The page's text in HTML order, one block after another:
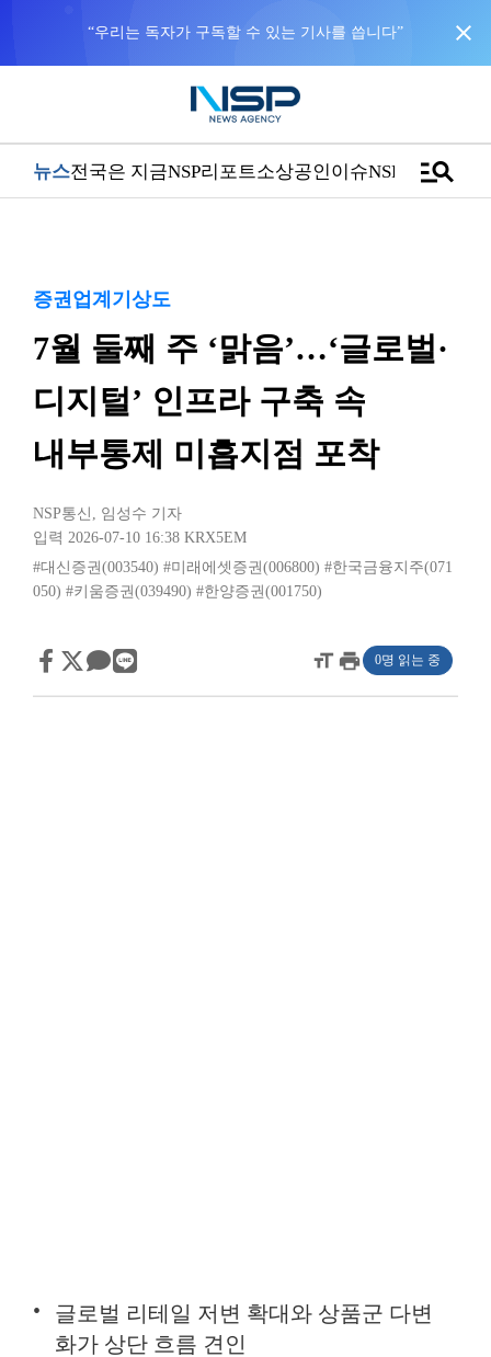
“우리는 독자가 구독할 수 있는 기사를 씁니다” close
뉴스전국은 지금NSP리포트소상공인이슈NSPTVmanage_search
증권업계기상도
7월 둘째 주 ‘맑음’…‘글로벌·
디지털’ 인프라 구축 속
내부통제 미흡지점 포착
NSP통신 , 임성수 기자
입력 2026-07-10 16:38 KRX5EM
#대신증권(003540) #미래에셋증권(006800) #한국금융지주(071
050) #키움증권(039490) #한양증권(001750)
format_sizeprint 0명 읽는 중
글로벌 리테일 저변 확대와 상품군 다변
화가 상단 흐름 견인